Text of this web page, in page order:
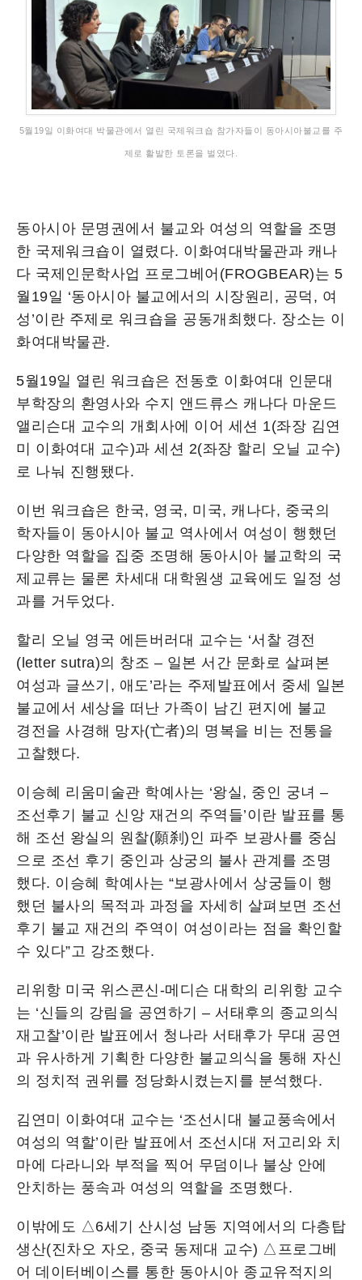
5월19일 이화여대 박물관에서 열린 국제워크숍 참가자들이 동아시아불교를 주
제로 활발한 토론을 벌였다.
동아시아 문명권에서 불교와 여성의 역할을 조명
한 국제워크숍이 열렸다. 이화여대박물관과 캐나
다 국제인문학사업 프로그베어(FROGBEAR)는 5
월19일 ‘동아시아 불교에서의 시장원리, 공덕, 여
성’이란 주제로 워크숍을 공동개최했다. 장소는 이
화여대박물관.
5월19일 열린 워크숍은 전동호 이화여대 인문대
부학장의 환영사와 수지 앤드류스 캐나다 마운드
앨리슨대 교수의 개회사에 이어 세션 1(좌장 김연
미 이화여대 교수)과 세션 2(좌장 할리 오닐 교수)
로 나눠 진행됐다.
이번 워크숍은 한국, 영국, 미국, 캐나다, 중국의
학자들이 동아시아 불교 역사에서 여성이 행했던
다양한 역할을 집중 조명해 동아시아 불교학의 국
제교류는 물론 차세대 대학원생 교육에도 일정 성
과를 거두었다.
할리 오닐 영국 에든버러대 교수는 ‘서찰 경전
(letter sutra)의 창조 – 일본 서간 문화로 살펴본
여성과 글쓰기, 애도’라는 주제발표에서 중세 일본
불교에서 세상을 떠난 가족이 남긴 편지에 불교
경전을 사경해 망자(亡者)의 명복을 비는 전통을
고찰했다.
이승혜 리움미술관 학예사는 ‘왕실, 중인 궁녀 –
조선후기 불교 신앙 재건의 주역들’이란 발표를 통
해 조선 왕실의 원찰(願刹)인 파주 보광사를 중심
으로 조선 후기 중인과 상궁의 불사 관계를 조명
했다. 이승혜 학예사는 “보광사에서 상궁들이 행
했던 불사의 목적과 과정을 자세히 살펴보면 조선
후기 불교 재건의 주역이 여성이라는 점을 확인할
수 있다”고 강조했다.
리위항 미국 위스콘신-메디슨 대학의 리위항 교수
는 ‘신들의 강림을 공연하기 – 서태후의 종교의식
재고찰’이란 발표에서 청나라 서태후가 무대 공연
과 유사하게 기획한 다양한 불교의식을 통해 자신
의 정치적 권위를 정당화시켰는지를 분석했다.
김연미 이화여대 교수는 ‘조선시대 불교풍속에서
여성의 역할’이란 발표에서 조선시대 저고리와 치
마에 다라니와 부적을 찍어 무덤이나 불상 안에
안치하는 풍속과 여성의 역할을 조명했다.
이밖에도 △6세기 산시성 남동 지역에서의 다층탑
생산(진차오 자오, 중국 동제대 교수) △프로그베
어 데이터베이스를 통한 동아시아 종교유적지의